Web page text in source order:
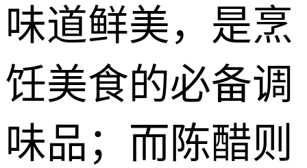
味道鲜美，是烹
饪美食的必备调
味品；而陈醋则